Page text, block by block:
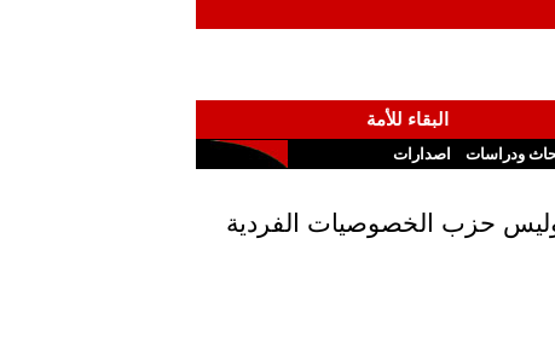
البقاء للأمة
ودراسات اصدارات
حزب الخصوصيات الفردية